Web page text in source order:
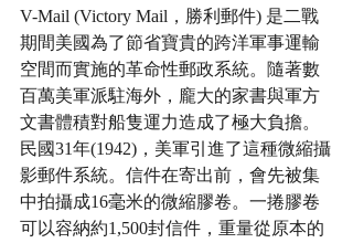
V-Mail (Victory Mail，勝利郵件) 是二戰
期間美國為了節省寶貴的跨洋軍事運輸
空間而實施的革命性郵政系統。隨著數
百萬美軍派駐海外，龐大的家書與軍方
文書體積對船隻運力造成了極大負擔。
民國31年(1942)，美軍引進了這種微縮攝
影郵件系統。信件在寄出前，會先被集
中拍攝成16毫米的微縮膠卷。一捲膠卷
可以容納約1,500封信件，重量從原本的